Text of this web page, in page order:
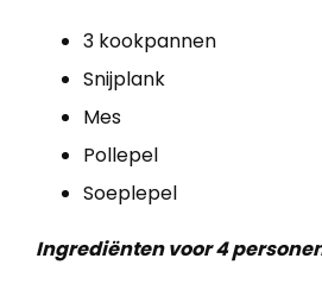
3 kookpannen
Snijplank
Mes
Pollepel
Soeplepel
Ingrediënten voor 4